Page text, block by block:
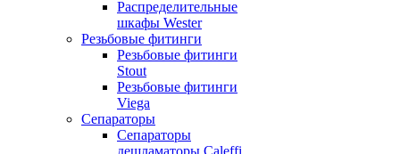
Распределительные
шкафы Wester
Резьбовые фитинги
Резьбовые фитинги
Stout
Резьбовые фитинги
Viega
Сепараторы
Сепараторы